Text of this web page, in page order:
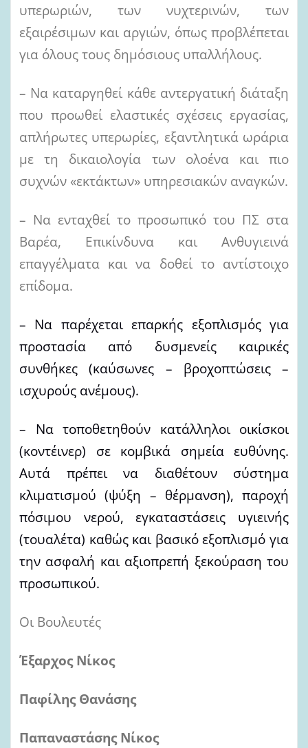
υπερωριών, των νυχτερινών, των
εξαιρέσιμων και αργιών, όπως προβλέπεται
για όλους τους δημόσιους υπαλλήλους.
– Να καταργηθεί κάθε αντεργατική διάταξη
που προωθεί ελαστικές σχέσεις εργασίας,
απλήρωτες υπερωρίες, εξαντλητικά ωράρια
με τη δικαιολογία των ολοένα και πιο
συχνών «εκτάκτων» υπηρεσιακών αναγκών.
– Να ενταχθεί το προσωπικό του ΠΣ στα
Βαρέα, Επικίνδυνα και Ανθυγιεινά
επαγγέλματα και να δοθεί το αντίστοιχο
επίδομα.
– Να παρέχεται επαρκής εξοπλισμός για
προστασία από δυσμενείς καιρικές
συνθήκες (καύσωνες – βροχοπτώσεις –
ισχυρούς ανέμους).
– Να τοποθετηθούν κατάλληλοι οικίσκοι
(κοντέινερ) σε κομβικά σημεία ευθύνης.
Αυτά πρέπει να διαθέτουν σύστημα
κλιματισμού (ψύξη – θέρμανση), παροχή
πόσιμου νερού, εγκαταστάσεις υγιεινής
(τουαλέτα) καθώς και βασικό εξοπλισμό για
την ασφαλή και αξιοπρεπή ξεκούραση του
προσωπικού.
Οι Βουλευτές
Έξαρχος Νίκος
Παφίλης Θανάσης
Παπαναστάσης Νίκος